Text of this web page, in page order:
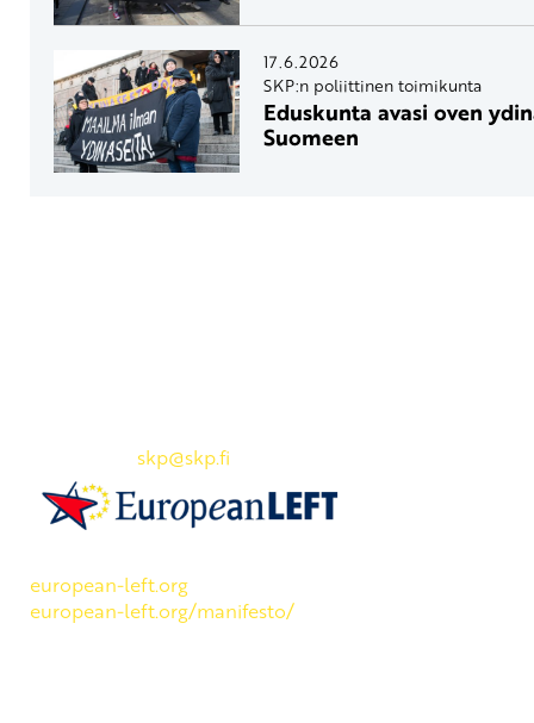
17.6.2026
SKP:n poliittinen toimikunta
Eduskunta avasi oven
Suomeen
skp@skp.fi
european-left.org
european-left.org/manifesto/